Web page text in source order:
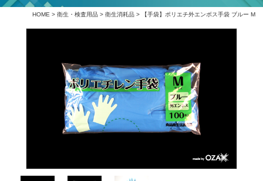
HOME > 衛生・検査用品> 衛生消耗品> 【手袋】ポリエチ外エンボス手袋 ブルー M